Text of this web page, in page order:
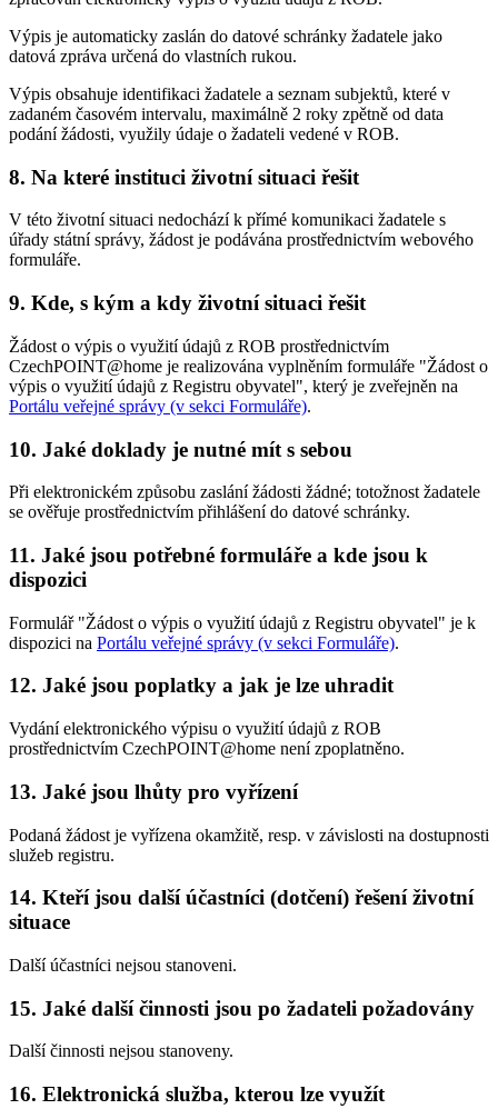
Výpis je automaticky zaslán do datové schránky žadatele jako
datová zpráva určená do vlastních rukou.
Výpis obsahuje identifikaci žadatele a seznam subjektů, které v
zadaném časovém intervalu, maximálně 2 roky zpětně od data
podání žádosti, využily údaje o žadateli vedené v ROB.
8. Na které instituci životní situaci řešit
V této životní situaci nedochází k přímé komunikaci žadatele s
úřady státní správy, žádost je podávána prostřednictvím webového
formuláře.
9. Kde, s kým a kdy životní situaci řešit
Žádost o výpis o využití údajů z ROB prostřednictvím
CzechPOINT@home je realizována vyplněním formuláře "Žádost o
výpis o využití údajů z Registru obyvatel", který je zveřejněn na
Portálu veřejné správy (v sekci Formuláře).
10. Jaké doklady je nutné mít s sebou
Při elektronickém způsobu zaslání žádosti žádné; totožnost žadatele
se ověřuje prostřednictvím přihlášení do datové schránky.
11. Jaké jsou potřebné formuláře a kde jsou k
dispozici
Formulář "Žádost o výpis o využití údajů z Registru obyvatel" je k
dispozici na Portálu veřejné správy (v sekci Formuláře).
12. Jaké jsou poplatky a jak je lze uhradit
Vydání elektronického výpisu o využití údajů z ROB
prostřednictvím CzechPOINT@home není zpoplatněno.
13. Jaké jsou lhůty pro vyřízení
Podaná žádost je vyřízena okamžitě, resp. v závislosti na dostupnosti
služeb registru.
14. Kteří jsou další účastníci (dotčení) řešení životní
situace
Další účastníci nejsou stanoveni.
15. Jaké další činnosti jsou po žadateli požadovány
Další činnosti nejsou stanoveny.
16. Elektronická služba, kterou lze využít